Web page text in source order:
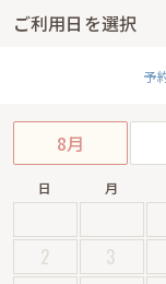
ご利用日を選択
予
8月
日 月
2
3